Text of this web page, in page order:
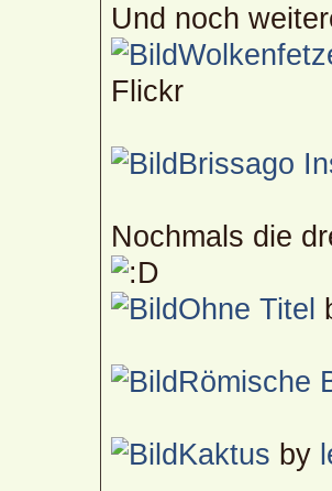
Und noch
Flickr
Brissago
Nochmals die
Ohne Titel
Römische
Kaktus by